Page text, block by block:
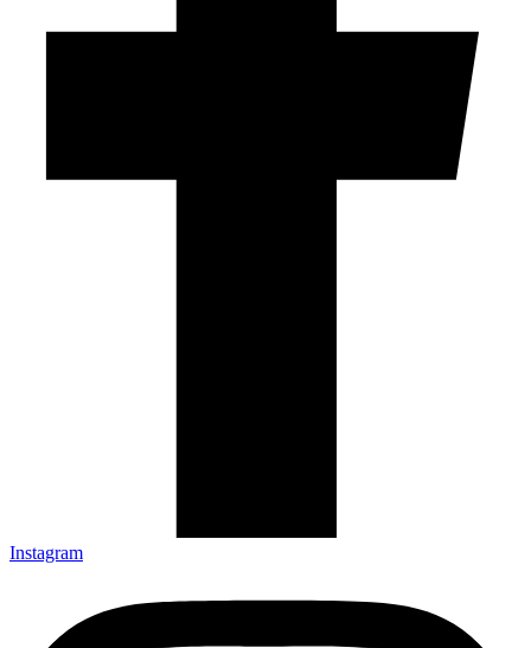
Instagram